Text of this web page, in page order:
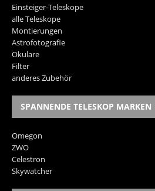
Einsteiger-Teleskope
alle Teleskope
Montierungen
Astrofotografie
Okulare
Filter
anderes Zubehör
SPANNENDE TELESKOP MARKEN
Omegon
ZWO
Celestron
Skywatcher